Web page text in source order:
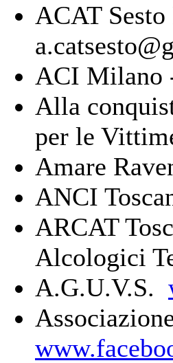
ACAT
ACI Milano
Alla
per le
Amare
ANCI
ARCAT
Alcologici
A.G.U.V.S.